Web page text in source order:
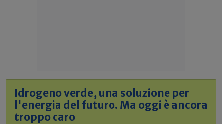
Idrogeno verde, una soluzione per
l'energia del futuro. Ma oggi è ancora
troppo caro